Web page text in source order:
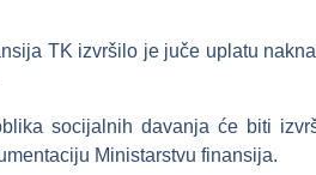
TK izvršilo je juče uplatu
socijalnih davanja će biti
Ministarstvu finansija.